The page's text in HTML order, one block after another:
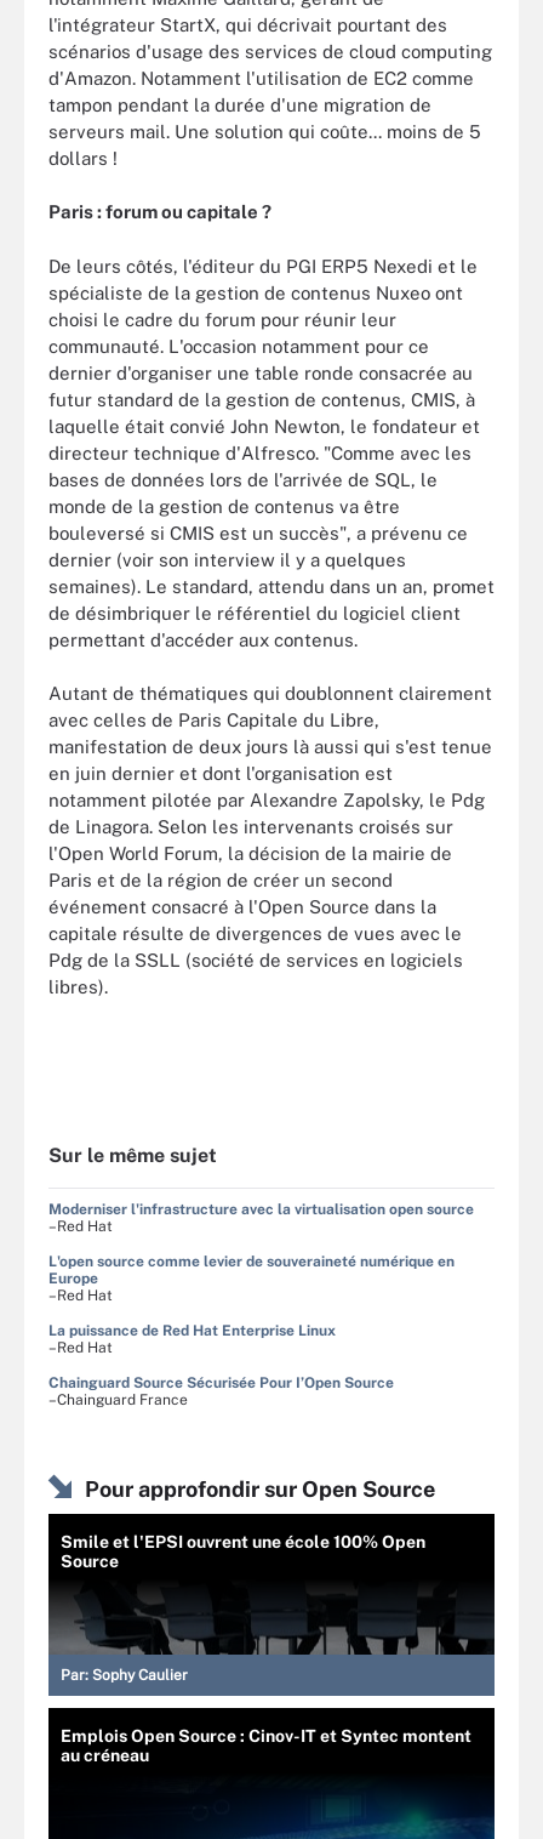
l'intégrateur StartX, qui décrivait pourtant des
scénarios d'usage des services de cloud computing
d'Amazon. Notamment l'utilisation de EC2 comme
tampon pendant la durée d'une migration de
serveurs mail. Une solution qui coûte... moins de 5
dollars !
Paris : forum ou capitale ?
De leurs côtés, l'éditeur du PGI ERP5 Nexedi et le
spécialiste de la gestion de contenus Nuxeo ont
choisi le cadre du forum pour réunir leur
communauté. L'occasion notamment pour ce
dernier d'organiser une table ronde consacrée au
futur standard de la gestion de contenus, CMIS, à
laquelle était convié John Newton, le fondateur et
directeur technique d'Alfresco. "Comme avec les
bases de données lors de l'arrivée de SQL, le
monde de la gestion de contenus va être
bouleversé si CMIS est un succès", a prévenu ce
dernier (voir son interview il y a quelques
semaines). Le standard, attendu dans un an, promet
de désimbriquer le référentiel du logiciel client
permettant d'accéder aux contenus.
Autant de thématiques qui doublonnent clairement
avec celles de Paris Capitale du Libre,
manifestation de deux jours là aussi qui s'est tenue
en juin dernier et dont l'organisation est
notamment pilotée par Alexandre Zapolsky, le Pdg
de Linagora. Selon les intervenants croisés sur
l'Open World Forum, la décision de la mairie de
Paris et de la région de créer un second
événement consacré à l'Open Source dans la
capitale résulte de divergences de vues avec le
Pdg de la SSLL (société de services en logiciels
libres).
Sur le même sujet
Moderniser l'infrastructure avec la virtualisation open source
–Red Hat
L'open source comme levier de souveraineté numérique en
Europe
–Red Hat
La puissance de Red Hat Enterprise Linux
–Red Hat
Chainguard Source Sécurisée Pour I’Open Source
–Chainguard France
Pour approfondir sur Open Source
Smile et l'EPSI ouvrent une école 100% Open
Source
Par: Sophy Caulier
Emplois Open Source : Cinov-IT et Syntec montent
au créneau